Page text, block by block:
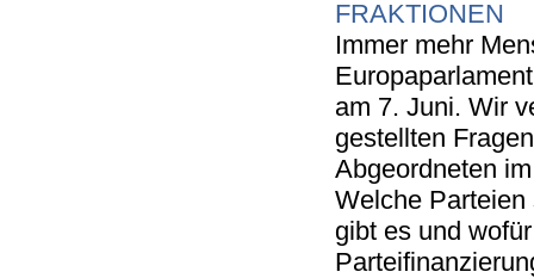
FRAKTIONEN
Immer mehr
am 7. Juni. Wir
gestellten
Abgeordneten
Welche
gibt es und